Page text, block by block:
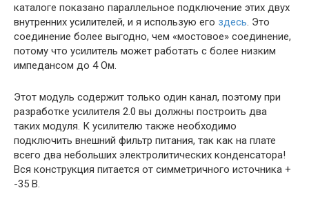
каталоге показано параллельное подключение этих двух
внутренних усилителей, и я использую его здесь . Это
соединение более выгодно, чем «мостовое» соединение,
потому что усилитель может работать с более низким
импедансом до 4 Ом.
Этот модуль содержит только один канал, поэтому при
разработке усилителя 2.0 вы должны построить два
таких модуля. К усилителю также необходимо
подключить внешний фильтр питания, так как на плате
всего два небольших электролитических конденсатора!
Вся конструкция питается от симметричного источника +
-35 В.